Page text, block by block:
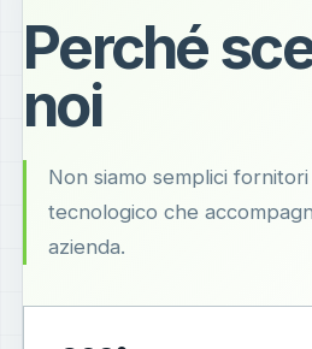
Perché
noi
Non siamo semplici
tecnologico che
azienda.